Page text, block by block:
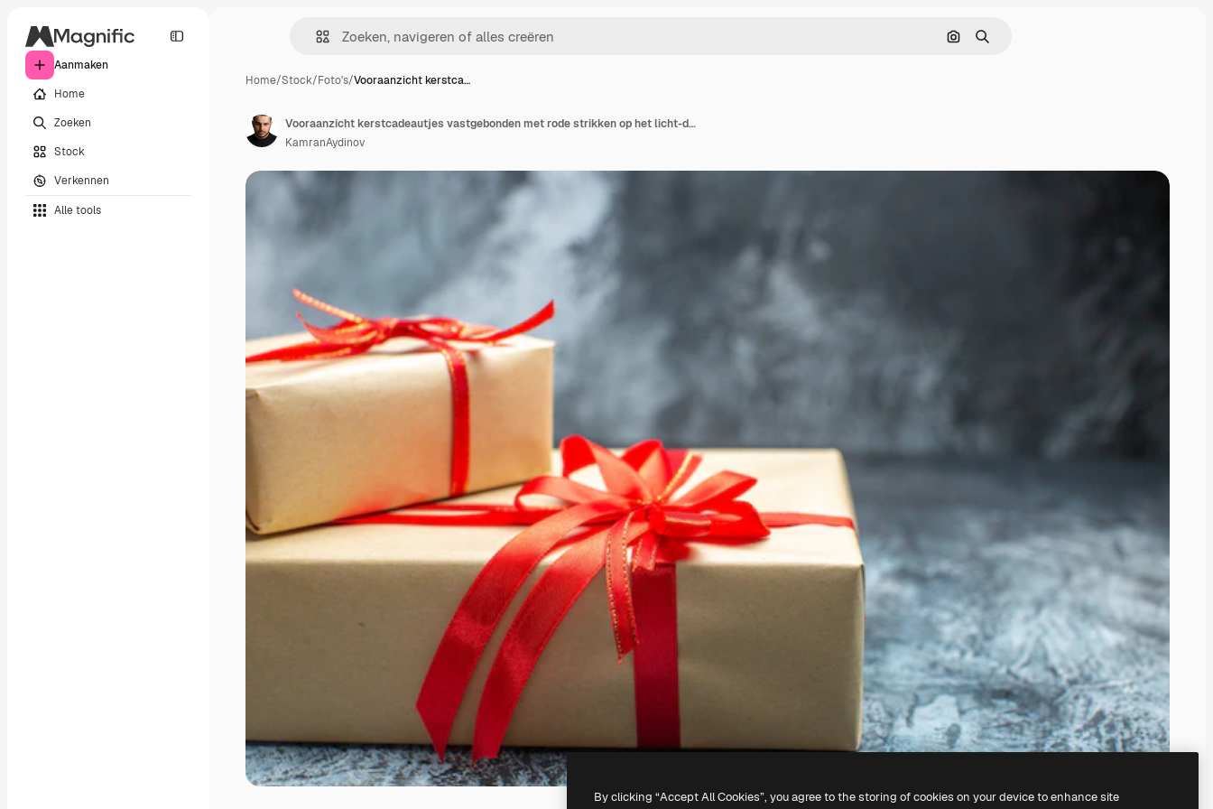
Aanmaken
Home
Zoeken
Stock
Verkennen
Alle tools
Zoeken op afbeelding
Zoeken
Home/Stock/Foto's/Vooraanzicht kerstca…
Vooraanzicht kerstcadeautjes vastgebonden met rode strikken op het licht-donker nieuwjaar foto vakantie kleur cadeau kerst
KamranAydinov
By clicking “Accept All Cookies”, you agree to the storing of cookies on your device to enhance site